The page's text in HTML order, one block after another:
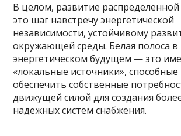
В целом, развитие
это шаг навстречу энергетической
независимости, устойчивому
окружающей среды. Белая полоса в
энергетическом будущем — это
«локальные источники»,
обеспечить собственные
движущей силой для создания
надежных систем снабжения.